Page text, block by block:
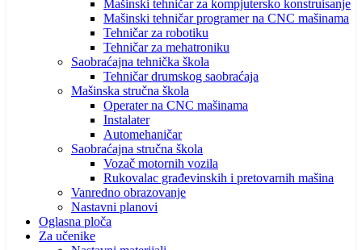
Mašinski tehničar za kompjutersko konstruisanje
Mašinski tehničar programer na CNC mašinama
Tehničar za robotiku
Tehničar za mehatroniku
Saobraćajna tehnička škola
Tehničar drumskog saobraćaja
Mašinska stručna škola
Operater na CNC mašinama
Instalater
Automehaničar
Saobraćajna stručna škola
Vozač motornih vozila
Rukovalac građevinskih i pretovarnih mašina
Vanredno obrazovanje
Nastavni planovi
Oglasna ploča
Za učenike